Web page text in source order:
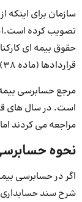
سازمان برای اینکه
قراردادها (ماده 38) و حق الزحمه ها( ماده 47)
مرجع حسابرسی
است. در سال های
مراجعه می کردند
نحوه
اگر در حسابرسی
شرح سند حسابداری